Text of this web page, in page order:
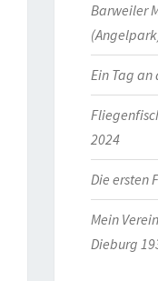
Barweiler
Ein Tag an
2024
Die ersten
Mein
Dieburg